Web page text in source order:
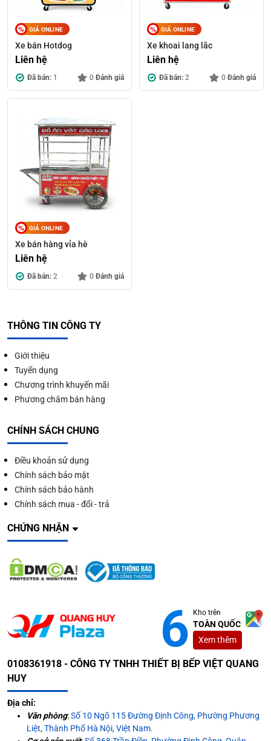
GIÁ ONLINE
Xe bán Hotdog
Liên hệ
Đã bán: 1 0 Đánh giá
GIÁ ONLINE
Xe khoai lang lắc
Liên hệ
Đã bán: 2 0 Đánh giá
GIÁ ONLINE
Xe bán hàng vỉa hè
Liên hệ
Đã bán: 2 0 Đánh giá
THÔNG TIN CÔNG TY
Giới thiệu
Tuyển dụng
Chương trình khuyến mãi
Phương châm bán hàng
CHÍNH SÁCH CHUNG
Điều khoản sử dụng
Chính sách bảo mật
Chính sách bảo hành
Chính sách mua - đổi - trả
CHỨNG NHẬN
Kho trên
TOÀN QUỐC
Xem thêm
0108361918 - CÔNG TY TNHH THIẾT BỊ BẾP VIỆT QUANG
HUY
Địa chỉ:
Văn phòng:Số 10 Ngõ 115 Đường Định Công, Phường Phương
Liệt, Thành Phố Hà Nội, Việt Nam.